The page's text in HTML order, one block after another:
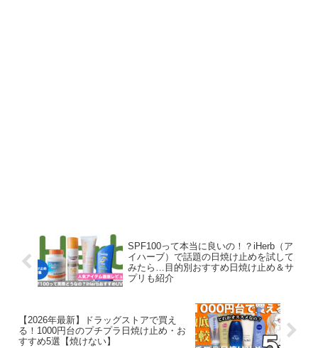
SPF100って本当に良いの！？iHerb（ア
イハーブ）で話題の日焼け止めを試して
みたら…目的別おすすめ日焼け止め＆サ
プリも紹介
【2026年最新】ドラッグストアで買え
る！1000円台のプチプラ日焼け止め・お
すすめ5選【焼けない】